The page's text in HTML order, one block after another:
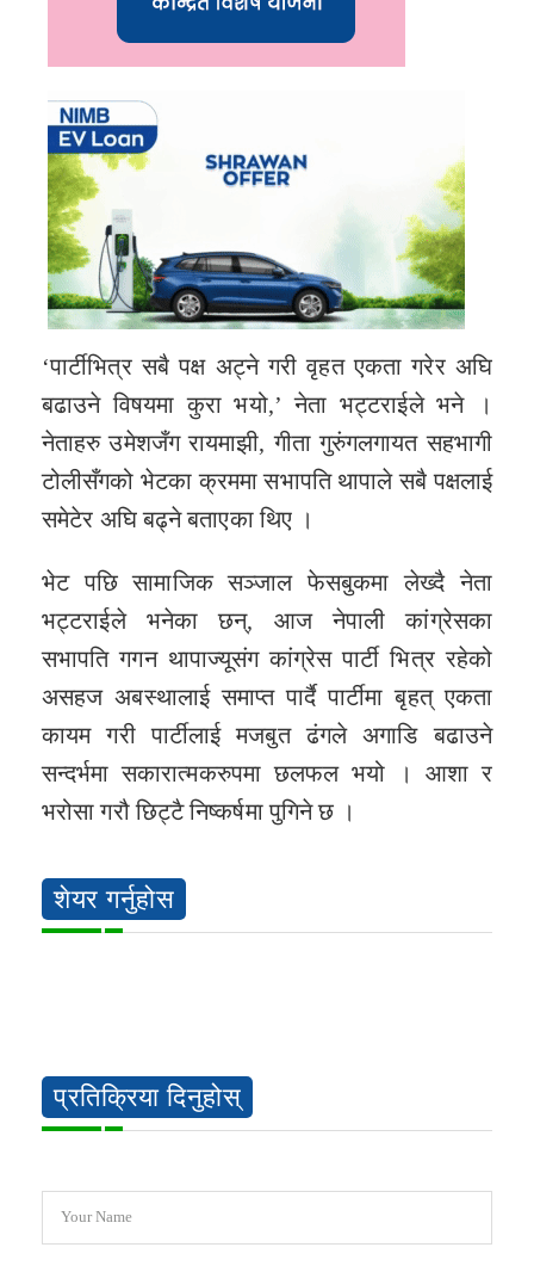
‘पार्टीभित्र सबै पक्ष अट्ने गरी वृहत एकता गरेर अघि
बढाउने विषयमा कुरा भयो,’ नेता भट्टराईले भने ।
नेताहरु उमेशजँग रायमाझी, गीता गुरुंगलगायत सहभागी
टोलीसँगको भेटका क्रममा सभापति थापाले सबै पक्षलाई
समेटेर अघि बढ्ने बताएका थिए ।
भेट पछि सामाजिक सञ्जाल फेसबुकमा लेख्दै नेता
भट्टराईले भनेका छन्, आज नेपाली कांग्रेसका
सभापति गगन थापाज्यूसंग कांग्रेस पार्टी भित्र रहेको
असहज अबस्थालाई समाप्त पार्दै पार्टीमा बृहत् एकता
कायम गरी पार्टीलाई मजबुत ढंगले अगाडि बढाउने
सन्दर्भमा सकारात्मकरुपमा छलफल भयो । आशा र
भरोसा गरौ छिट्टै निष्कर्षमा पुगिने छ ।
शेयर गर्नुहोस
प्रतिक्रिया दिनुहोस्
Your Name